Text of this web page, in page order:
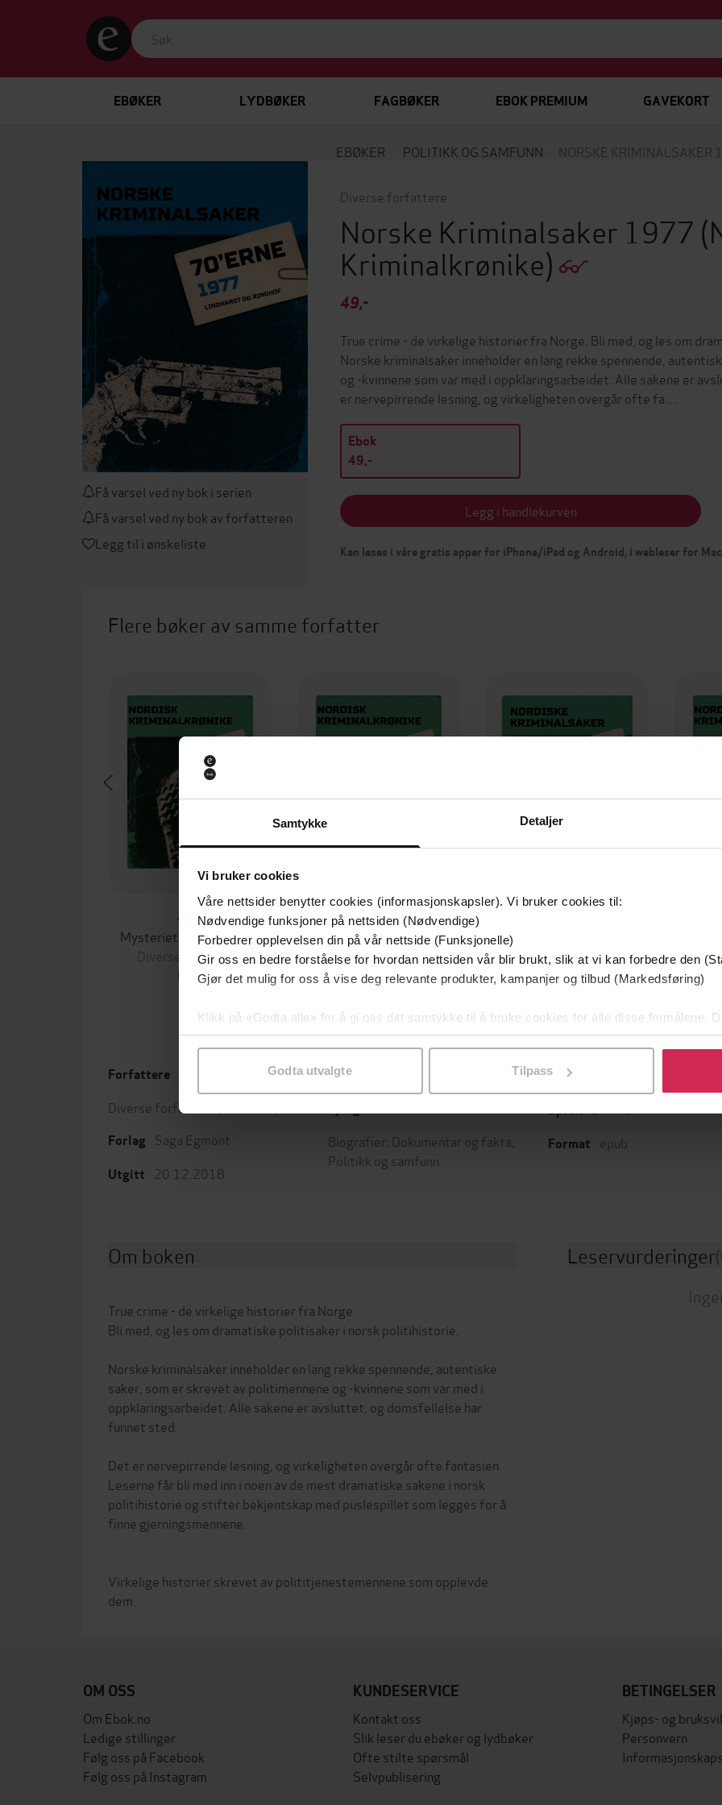
Samtykke Detaljer
Vi bruker cookies
Våre nettsider benytter cookies (informasjonskapsler). Vi bruker cookies til:
Nødvendige funksjoner på nettsiden (Nødvendige)
Forbedrer opplevelsen din på vår nettside (Funksjonelle)
Gir oss en bedre forståelse for hvordan nettsiden vår blir brukt, slik at vi kan forbedre den
Gjør det mulig for oss å vise deg relevante produkter, kampanjer og tilbud (Markedsføring)
Klikk på «Godta alle» for å gi oss ditt samtykke til å bruke cookies for alle disse formålene.
samtykke til spesifikke formål ved å klikke på «Tilpass». Du kan når som helst trekke
Godta utvalgte Tilpass
EBØKER LYDBØKER FAGBØKER EBOK PREMIUM GAVEKORT
EBØKER POLITIKK OG SAMFUNN NORSKE KRIMINALSAKER
Få varsel ved ny bok i serien
Få varsel ved ny bok av forfatteren
Legg til i ønskeliste
Diverse forfattere
Norske Kriminalsaker 1977
Kriminalkrønike)
49,-
True crime - de virkelige historier fra Norge. Bli med, og les om
Norske kriminalsaker inneholder en lang rekke spennende,
og -kvinnene som var med i oppklaringsarbeidet. Alle sakene er
er nervepirrende lesning, og virkeligheten overgår ofte fa…
Ebok
49,-
Legg i handlekurven
Kan leses i våre gratis apper for iPhone/iPad og Android, i webleser for
Flere bøker av samme forfatter
20,-
Mysteriet ved Arkusjärvi
Diverse forfattere
EBOK
20,-
Operasjon Gilde
Diverse forfattere
EBOK
Diverse forfattere
EBOK
Forfattere
Diverse forfattere
Forlag Saga Egmont
Utgitt 20.12.2018
Lengde
Biografier Dokumentar og fakta
Politikk og samfunn
Serie
Språk Bokmål
Format epub
Om boken
True crime - de virkelige historier fra Norge.
Bli med, og les om dramatiske politisaker i norsk politihistorie.
Norske kriminalsaker inneholder en lang rekke spennende, autentiske
saker, som er skrevet av politimennene og -kvinnene som var med i
oppklaringsarbeidet. Alle sakene er avsluttet, og domsfellelse har
funnet sted.
Det er nervepirrende lesning, og virkeligheten overgår ofte fantasien.
Leserne får bli med inn i noen av de mest dramatiske sakene i norsk
politihistorie og stifter bekjentskap med puslespillet som legges for å
finne gjerningsmennene.
Virkelige historier skrevet av polititjenestemennene som opplevde
Leservurderinger
OM OSS
Om Ebok.no
Ledige stillinger
Følg oss på Facebook
Følg oss på Instagram
KUNDESERVICE
Kontakt oss
Slik leser du ebøker og lydbøker
Ofte stilte spørsmål
Selvpublisering
BETINGELSER
Kjøps- og
Personvern